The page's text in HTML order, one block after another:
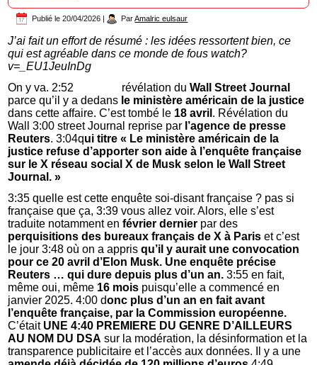
Publié le 20/04/2026 | Par Amalric eulsaur
J’ai fait un effort de résumé : les idées ressortent bien, ce
qui est agréable dans ce monde de fous watch?
v=_EU1JeuInDg
On y va. 2:52 révélation duWall Street Journal
parce qu’il y a dedans le ministère américain de la justice
dans cette affaire. C’est tombé le 18 avril . Révélation du
Wall 3:00 street Journal reprise par l’agence de presse
Reuters. 3:04qui titre « Le ministère américain de la
justice refuse d’apporter son aide à l’enquête française
sur le X réseau social X de Musk selon le Wall Street
Journal. »
3:35 quelle est cette enquête soi-disant française ? pas si
française que ça, 3:39 vous allez voir. Alors, elle s’est
traduite notamment enfévrier dernier par des
perquisitions des bureaux français de X à Paris et c’est
le jour 3:48 où on a apprisqu’il y aurait une convocation
pour ce 20 avril d’Elon Musk. Une enquête précise
Reuters … qui dure depuis plus d’un an.3:55 en fait,
même oui, même 16 mois puisqu’elle a commencé en
janvier 2025. 4:00 donc plus d’un an en fait avant
l’enquête française, par la Commission européenne.
C’était UNE 4:40 PREMIERE DU GENRE D’AILLEURS
AU NOM DU DSA sur la modération, la désinformation et la
transparence publicitaire et l’accès aux données. Il y a une